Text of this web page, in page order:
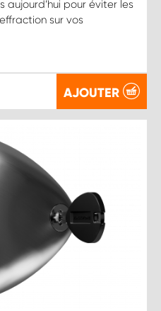
aujourd’hui pour éviter les
sur vos
AJOUTER